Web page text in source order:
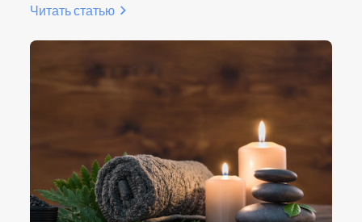
Читать статью